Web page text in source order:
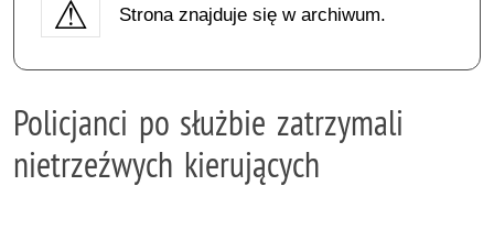
Strona znajduje się w archiwum.
Policjanci po służbie zatrzymali
nietrzeźwych kierujących